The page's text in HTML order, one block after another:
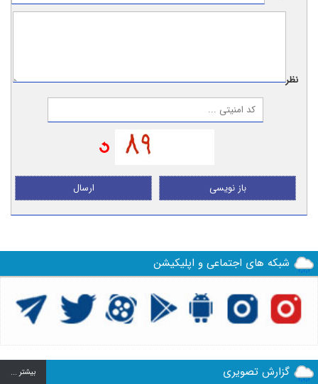
نظر:
ارسال باز نویسی
شبکه های اجتماعی و اپلیکیشن
گزارش تصویری بيشتر ...